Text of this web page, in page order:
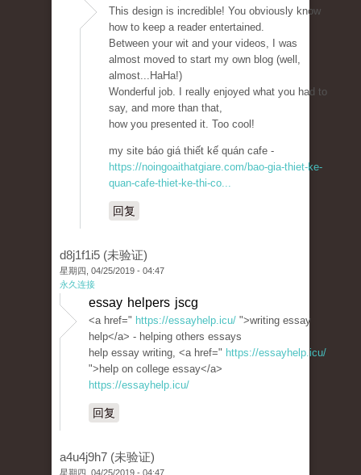
This design is incredible! You obviously know
how to keep a reader entertained.
Between your wit and your videos, I was
almost moved to start my own blog (well,
almost...HaHa!)
Wonderful job. I really enjoyed what you had to
say, and more than that,
how you presented it. Too cool!
my site báo giá thiết kế quán cafe -
https://noingoaithatgiare.com/bao-gia-thiet-ke-
quan-cafe-thiet-ke-thi-co...
回复
d8j1f1i5 (未验证)
星期四, 04/25/2019 - 04:47
永久连接
essay helpers jscg
<a href=" https://essayhelp.icu/ ">writing essay
help</a> - helping others essays
help essay writing, <a href=" https://essayhelp.icu/
">help on college essay</a>
https://essayhelp.icu/
回复
a4u4j9h7 (未验证)
星期四, 04/25/2019 - 04:47